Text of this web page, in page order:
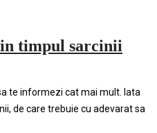
timpul sarcinii
te informezi cat mai mult. Iata
de care trebuie cu adevarat sa